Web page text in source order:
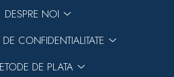
DESPRE NOI
CONFIDENTIALITATE
DE PLATA